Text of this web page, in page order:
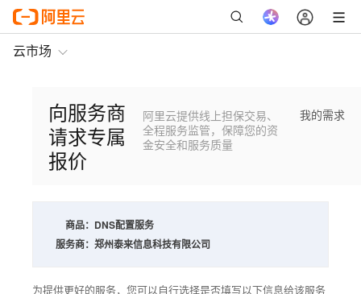
云市场
向服务商
请求专属
报价
阿里云提供线上担保交易、
全程服务监管，保障您的资
金安全和服务质量
我的需求
商品： DNS配置服务
服务商： 郑州泰来信息科技有限公司
为提供更好的服务，您可以自行选择是否填写以下信息给该服务